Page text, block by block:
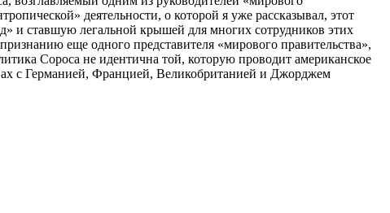
деятельности, о которой я уже рассказывал, этот
и ставшую легальной крышей для многих сотрудников этих
еще одного представителя «мирового правительства»,
Сороса не идентична той, которую проводит американское
с Германией, Францией, Великобританией и Джорджем